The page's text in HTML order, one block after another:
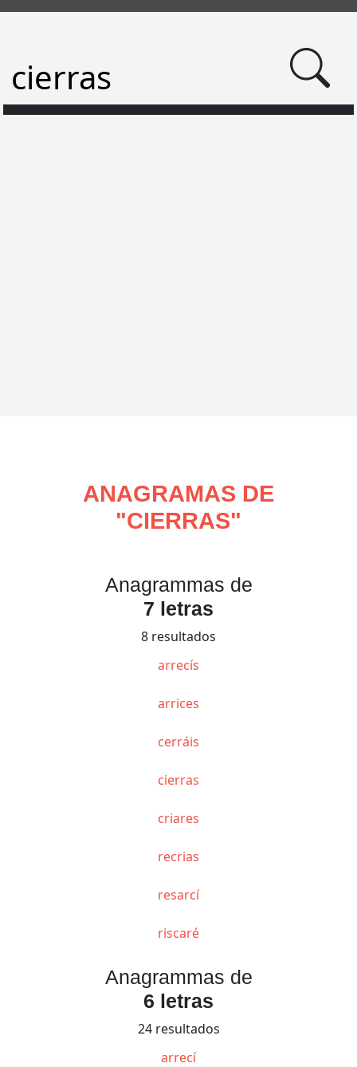
ANAGRAMAS DE
"CIERRAS"
Anagrammas de
7 letras
8 resultados
arrecís
arrices
cerráis
cierras
criares
recrias
resarcí
riscaré
Anagrammas de
6 letras
24 resultados
arrecí